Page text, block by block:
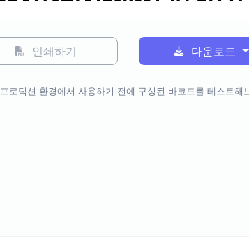
인쇄하기 다운로드
프로덕션 환경에서 사용하기 전에 구성된 바코드를 테스트해